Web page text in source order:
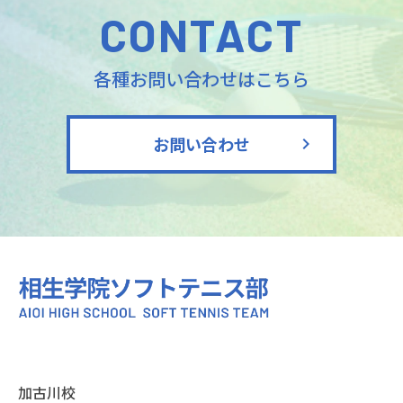
CONTACT
各種お問い合わせはこちら
お問い合わせ
加古川校